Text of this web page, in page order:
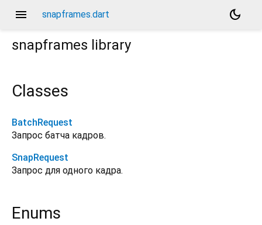
menu snapframes.dart
dark_mode
snapframes library
Classes
BatchRequest
Запрос батча кадров.
SnapRequest
Запрос для одного кадра.
Enums